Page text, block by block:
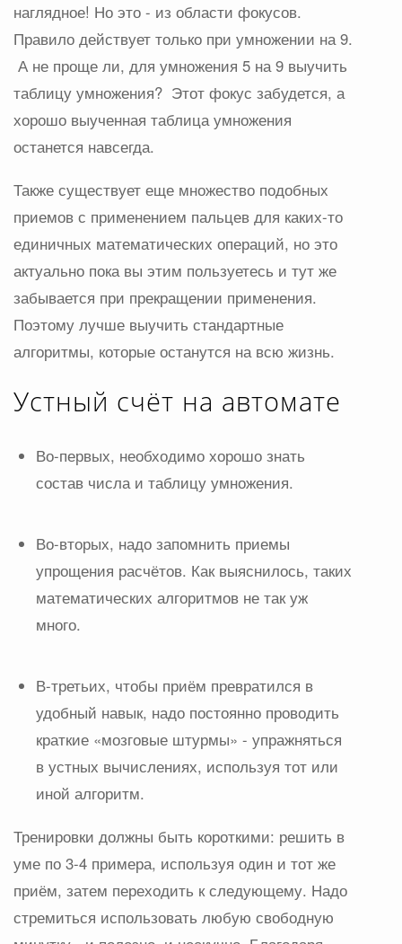
наглядное! Но это - из области фокусов.
Правило действует только при умножении на 9.
А не проще ли, для умножения 5 на 9 выучить
таблицу умножения? Этот фокус забудется, а
хорошо выученная таблица умножения
останется навсегда.
Также существует еще множество подобных
приемов с применением пальцев для каких-то
единичных математических операций, но это
актуально пока вы этим пользуетесь и тут же
забывается при прекращении применения.
Поэтому лучше выучить стандартные
алгоритмы, которые останутся на всю жизнь.
Устный счёт на автомате
Во-первых, необходимо хорошо знать
состав числа и таблицу умножения.
Во-вторых, надо запомнить приемы
упрощения расчётов. Как выяснилось, таких
математических алгоритмов не так уж
много.
В-третьих, чтобы приём превратился в
удобный навык, надо постоянно проводить
краткие «мозговые штурмы» - упражняться
в устных вычислениях, используя тот или
иной алгоритм.
Тренировки должны быть короткими: решить в
уме по 3-4 примера, используя один и тот же
приём, затем переходить к следующему. Надо
стремиться использовать любую свободную